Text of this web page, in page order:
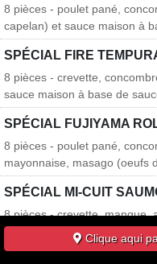
8 pièces - poulet pané,
capelan) et sauce maison à
SPÉCIAL FIRE
8 pièces - crevette,
sauce maison à base de
SPÉCIAL FUJIYAMA
8 pièces - poulet pané,
mayonnaise, masago (oeufs
SPÉCIAL MI-CUIT
8 pièces - crevette, mangue,
anguille
Clique aqui